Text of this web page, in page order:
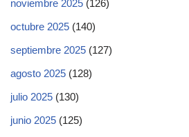
noviembre 2025 (126)
octubre 2025 (140)
septiembre 2025 (127)
agosto 2025 (128)
julio 2025 (130)
junio 2025 (125)